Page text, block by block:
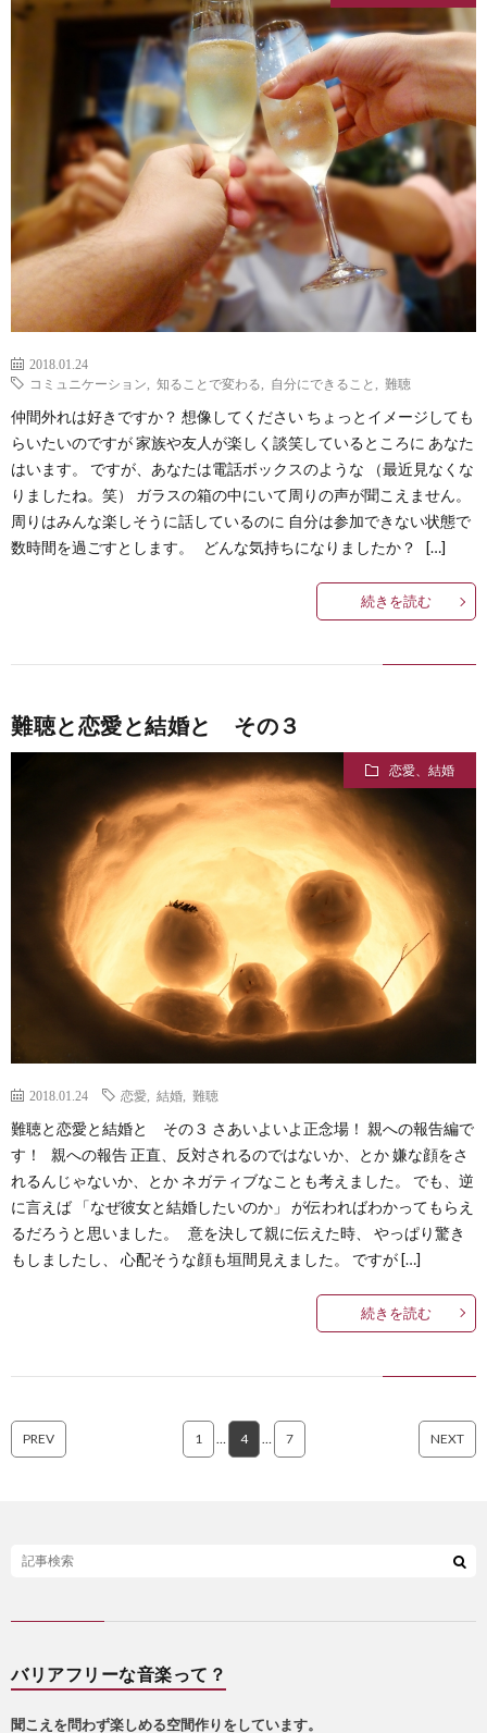
2018.01.24
コミュニケーション
知ることで変わる 自分にできること 難聴
仲間外れは好きですか？ 想像してください ちょっとイメージしても
らいたいのですが 家族や友人が楽しく談笑しているところに あなた
はいます。 ですが、あなたは電話ボックスのような （最近見なくな
りましたね。笑） ガラスの箱の中にいて周りの声が聞こえません。
周りはみんな楽しそうに話しているのに 自分は参加できない状態で
数時間を過ごすとします。 どんな気持ちになりましたか？ […]
続きを読む
難聴と恋愛と結婚と その３
恋愛、結婚
2018.01.24 恋愛 結婚 難聴
難聴と恋愛と結婚と その３ さあいよいよ正念場！ 親への報告編で
す！ 親への報告 正直、反対されるのではないか、とか 嫌な顔をさ
れるんじゃないか、とか ネガティブなことも考えました。 でも、逆
に言えば 「なぜ彼女と結婚したいのか」 が伝わればわかってもらえ
るだろうと思いました。 意を決して親に伝えた時、 やっぱり驚き
もしましたし、 心配そうな顔も垣間見えました。 ですが […]
続きを読む
PREV 1 4 7 NEXT
バリアフリーな音楽って？
聞こえを問わず楽しめる空間作りをしています。